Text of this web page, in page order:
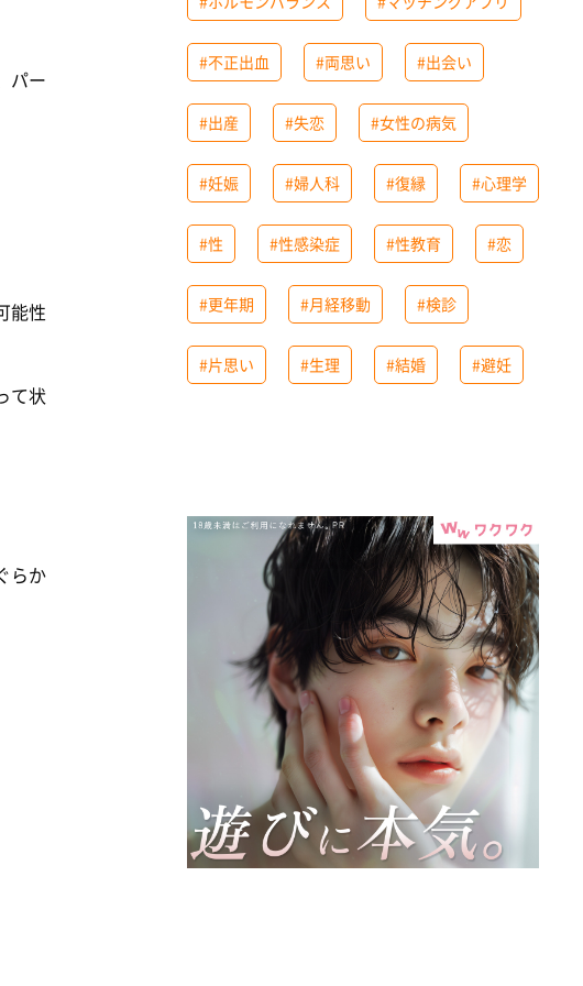
パー
能性
て状
らか
#不正出血 #両思い #出会い
#出産 #失恋 #女性の病気
#妊娠 #婦人科 #復縁 #心理学
#性 #性感染症 #性教育 #恋
#更年期 #月経移動 #検診
#片思い #生理 #結婚 #避妊